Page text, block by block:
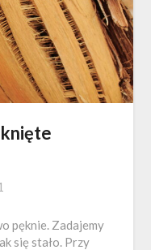
pęknie. Zadajemy
się stało. Przy